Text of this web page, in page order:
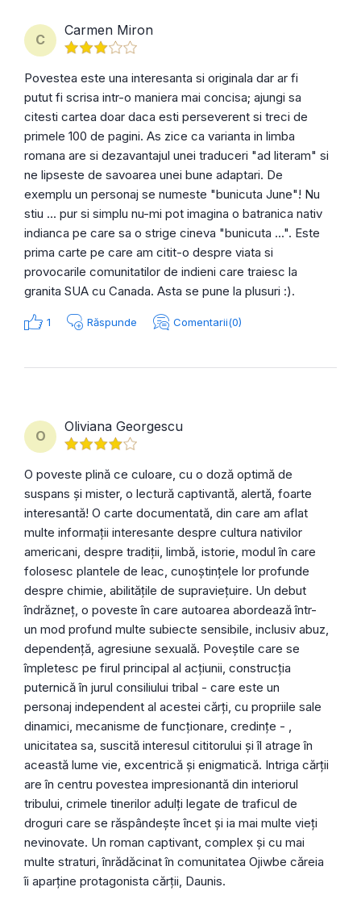
C
Carmen Miron
Povestea este una interesanta si originala dar ar fi
putut fi scrisa intr-o maniera mai concisa; ajungi sa
citesti cartea doar daca esti perseverent si treci de
primele 100 de pagini. As zice ca varianta in limba
romana are si dezavantajul unei traduceri "ad literam" si
ne lipseste de savoarea unei bune adaptari. De
exemplu un personaj se numeste "bunicuta June"! Nu
stiu ... pur si simplu nu-mi pot imagina o batranica nativ
indianca pe care sa o strige cineva "bunicuta ...". Este
prima carte pe care am citit-o despre viata si
provocarile comunitatilor de indieni care traiesc la
granita SUA cu Canada. Asta se pune la plusuri :).
1 Răspunde Comentarii(0)
O
Oliviana Georgescu
O poveste plină ce culoare, cu o doză optimă de
suspans și mister, o lectură captivantă, alertă, foarte
interesantă! O carte documentată, din care am aflat
multe informații interesante despre cultura nativilor
americani, despre tradiții, limbă, istorie, modul în care
folosesc plantele de leac, cunoștințele lor profunde
despre chimie, abilitățile de supraviețuire. Un debut
îndrăzneț, o poveste în care autoarea abordează într-
un mod profund multe subiecte sensibile, inclusiv abuz,
dependență, agresiune sexuală. Poveștile care se
împletesc pe firul principal al acțiunii, construcția
puternică în jurul consiliului tribal - care este un
personaj independent al acestei cărți, cu propriile sale
dinamici, mecanisme de funcționare, credințe - ,
unicitatea sa, suscită interesul cititorului și îl atrage în
această lume vie, excentrică și enigmatică. Intriga cărții
are în centru povestea impresionantă din interiorul
tribului, crimele tinerilor adulți legate de traficul de
droguri care se răspândește încet și ia mai multe vieți
nevinovate. Un roman captivant, complex și cu mai
multe straturi, înrădăcinat în comunitatea Ojiwbe căreia
îi aparține protagonista cărții, Daunis.